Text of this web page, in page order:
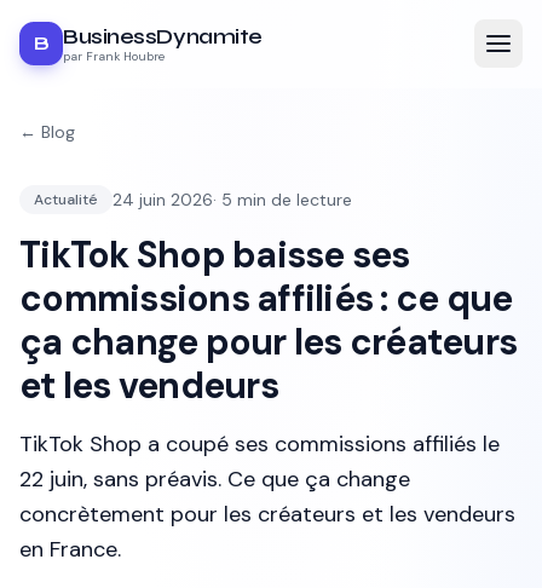
B BusinessDynamite
par Frank Houbre
← Blog
Actualité 24 juin 2026· 5 min de lecture
TikTok Shop baisse ses
commissions affiliés : ce que
ça change pour les créateurs
et les vendeurs
TikTok Shop a coupé ses commissions affiliés le
22 juin, sans préavis. Ce que ça change
concrètement pour les créateurs et les vendeurs
en France.